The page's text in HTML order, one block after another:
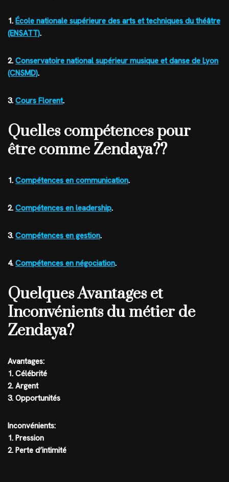
1. École nationale supérieure des arts et techniques du théâtre
(ENSATT).
2. Conservatoire national supérieur musique et danse de Lyon
(CNSMD).
3. Cours Florent.
Quelles compétences pour
être comme Zendaya??
1. Compétences en communication.
2. Compétences en leadership.
3. Compétences en gestion.
4. Compétences en négociation.
Quelques Avantages et
Inconvénients du métier de
Zendaya?
Avantages:
1. Célébrité
2. Argent
3. Opportunités
Inconvénients:
1. Pression
2. Perte d’intimité